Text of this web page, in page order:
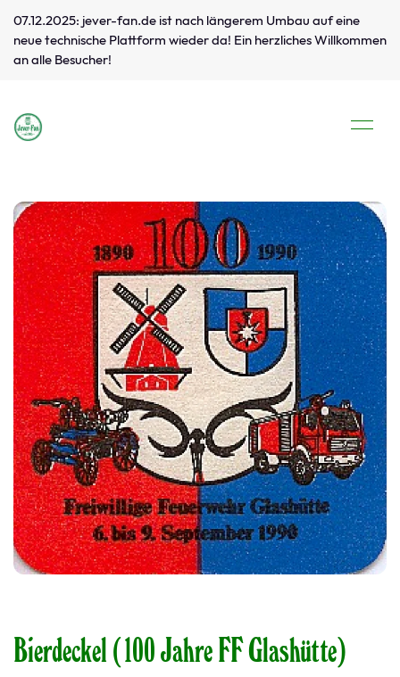
07.12.2025: jever-fan.de ist nach längerem Umbau auf eine
neue technische Plattform wieder da! Ein herzliches Willkommen
an alle Besucher!
Bierdeckel (100 Jahre FF Glashütte)